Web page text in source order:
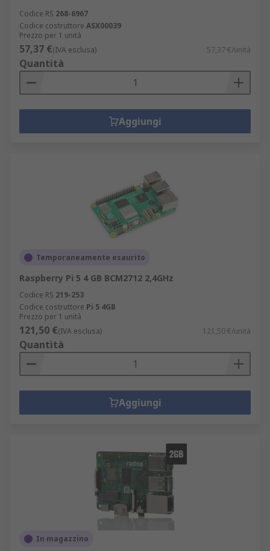
Codice RS 268-6967
Codice costruttore ASX00039
Prezzo per 1 unità
57,37 €(IVA esclusa) 57,37 €/unità
Quantità
Aggiungi
Temporaneamente esaurito
Raspberry Pi 5 4 GB BCM2712 2,4GHz
Codice RS 219-253
Codice costruttore Pi 5 4GB
Prezzo per 1 unità
121,50 €(IVA esclusa) 121,50 €/unità
Quantità
Aggiungi
In magazzino